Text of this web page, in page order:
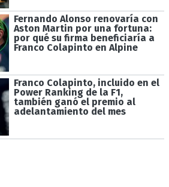
Fernando Alonso renovaría con
Aston Martin por una fortuna:
por qué su firma beneficiaría a
Franco Colapinto en Alpine
Franco Colapinto, incluido en el
Power Ranking de la F1,
también ganó el premio al
adelantamiento del mes